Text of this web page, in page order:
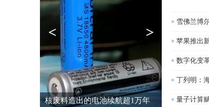
核废料造出的电池续航超1万年
< >
雪佛兰博
苹果推出
数字化变
丁列明：
量子计算